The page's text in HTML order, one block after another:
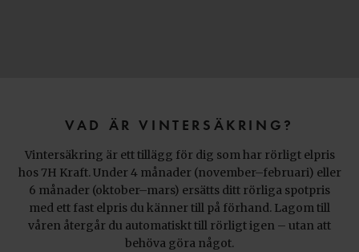
VAD ÄR VINTERSÄKRING?
Vintersäkring är ett tillägg för dig som har rörligt elpris
hos 7H Kraft. Under 4 månader (november–februari) eller
6 månader (oktober–mars) ersätts ditt rörliga spotpris
med ett fast elpris du känner till på förhand. Lagom till
våren återgår du automatiskt till rörligt igen – utan att
behöva göra något.